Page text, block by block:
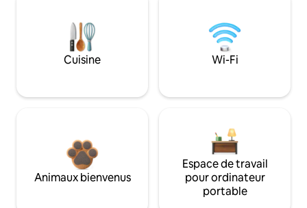
Cuisine Wi-Fi
Animaux bienvenus
Espace de travail
pour ordinateur
portable